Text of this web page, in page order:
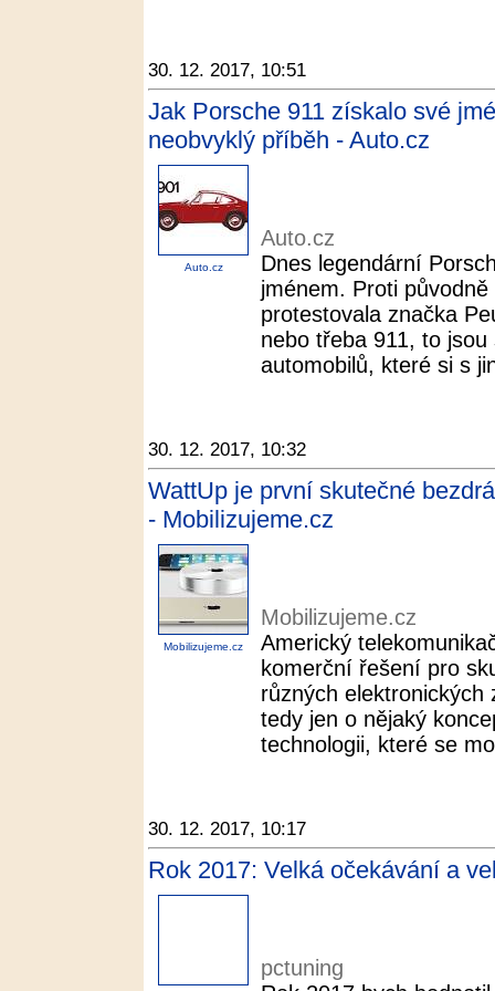
30. 12. 2017, 10:51
Jak Porsche 911 získalo své
neobvyklý příběh - Auto.cz
Auto.cz
Auto.cz
Dnes legendární
jménem. Proti
protestovala značka
nebo třeba 911, to
automobilů, které si s
30. 12. 2017, 10:32
WattUp je první skutečné
- Mobilizujeme.cz
Mobilizujeme.cz
Mobilizujeme.cz
Americký
komerční řešení pro
různých
tedy jen o nějaký
technologii, které se
30. 12. 2017, 10:17
Rok 2017: Velká očekávání a
pctuning